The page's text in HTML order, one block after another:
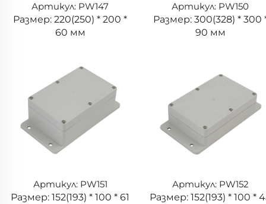
Артикул: PW147
Размер: 220(250) * 200 *
60 мм
Артикул: PW150
Размер: 300(328) * 300
90 мм
Артикул: PW151
Размер: 152(193) * 100 * 61
Артикул: PW152
Размер: 152(193) * 100 *